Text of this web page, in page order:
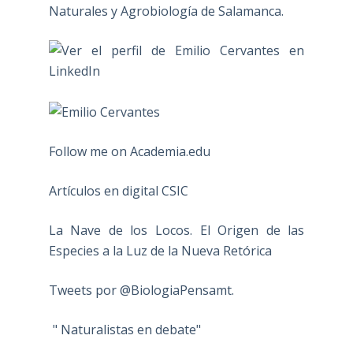
Naturales y Agrobiología de Salamanca.
Follow me on Academia.edu
Artículos en digital CSIC
La Nave de los Locos. El Origen de las
Especies a la Luz de la Nueva Retórica
Tweets por @BiologiaPensamt.
" Naturalistas en debate"